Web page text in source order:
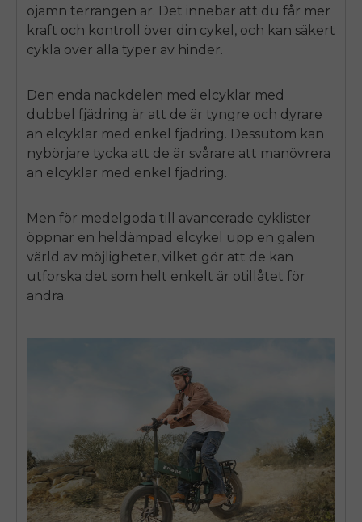
ojämn terrängen är. Det innebär att du får mer
kraft och kontroll över din cykel, och kan säkert
cykla över alla typer av hinder.
Den enda nackdelen med elcyklar med
dubbel fjädring är att de är tyngre och dyrare
än elcyklar med enkel fjädring. Dessutom kan
nybörjare tycka att de är svårare att manövrera
än elcyklar med enkel fjädring.
Men för medelgoda till avancerade cyklister
öppnar en heldämpad elcykel upp en galen
värld av möjligheter, vilket gör att de kan
utforska det som helt enkelt är otillåtet för
andra.